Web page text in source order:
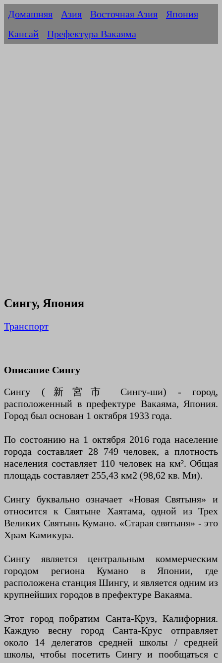
Домашняя Азия Восточная Азия
Япония
Кансай
Префектура Вакаяма
Сингу, Япония
Транспорт
Описание Сингу
Сингу (新宮市 Сингу-ши) - город,
расположенный в префектуре Вакаяма, Япония.
Город был основан 1 октября 1933 года.
По состоянию на 1 октября 2016 года население
города составляет 28 749 человек, а плотность
населения составляет 110 человек на км². Общая
площадь составляет 255,43 км2 (98,62 кв. Ми).
Сингу буквально означает «Новая Святыня» и
относится к Святыне Хаятама, одной из Трех
Великих Святынь Кумано. «Старая святыня» - это
Храм Камикура.
Сингу является центральным коммерческим
городом региона Кумано в Японии, где
расположена станция Шингу, и является одним из
крупнейших городов в префектуре Вакаяма.
Этот город побратим Санта-Круз, Калифорния.
Каждую весну город Санта-Крус отправляет
около 14 делегатов средней школы / средней
школы, чтобы посетить Сингу и пообщаться с